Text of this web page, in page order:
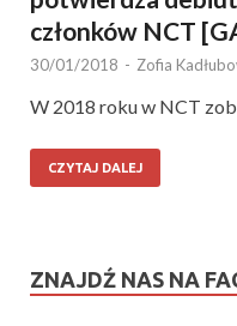
członków NCT
30/01/2018 - Zofia
W 2018 roku w NCT
CZYTAJ DALEJ
ZNAJDŹ NAS NA